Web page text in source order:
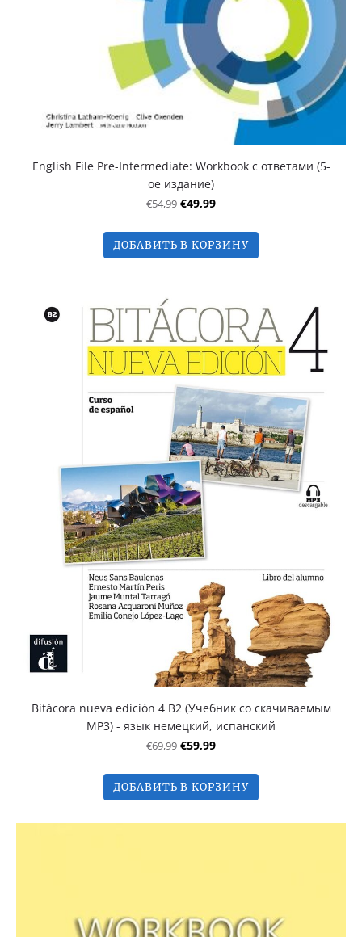
English File Pre-Intermediate: Workbook с ответами (5-
ое издание)
€54,99 €49,99
ДОБАВИТЬ В КОРЗИНУ
Bitácora nueva edición 4 B2 (Учебник со скачиваемым
MP3) - язык немецкий, испанский
€69,99 €59,99
ДОБАВИТЬ В КОРЗИНУ